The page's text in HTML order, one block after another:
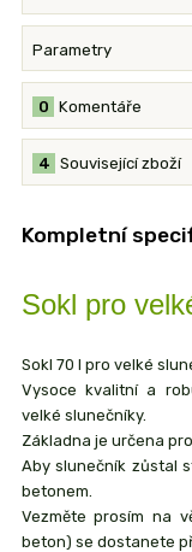
Parametry
Komentáře
0
Související zboží
4
Kompletní
Sokl pro
Sokl 70 l pro velké
Vysoce kvalitní a
velké slunečníky.
Základna je určena
Aby slunečník zůstal
betonem.
Vezměte prosím na
beton) se dostanete